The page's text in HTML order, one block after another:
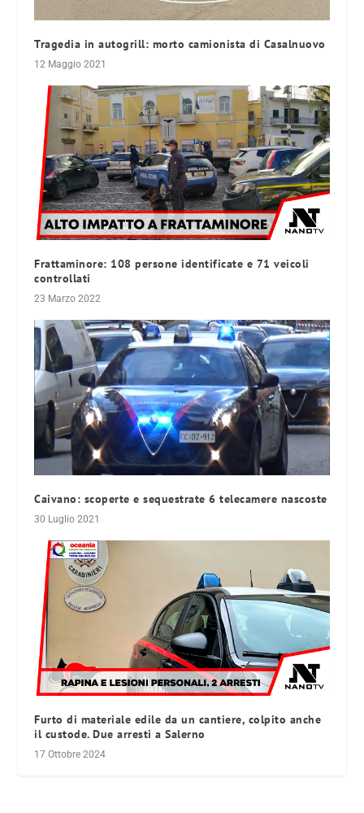
Tragedia in autogrill: morto camionista di Casalnuovo
12 Maggio 2021
Frattaminore: 108 persone identificate e 71 veicoli
controllati
23 Marzo 2022
Caivano: scoperte e sequestrate 6 telecamere nascoste
30 Luglio 2021
Furto di materiale edile da un cantiere, colpito anche
il custode. Due arresti a Salerno
17 Ottobre 2024